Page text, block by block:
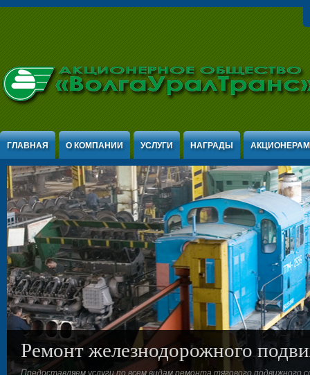
Jump to Content
ГЛАВНАЯ О КОМПАНИИ УСЛУГИ НАГРАДЫ АКЦИОНЕРАМ
Ремонт железнодорожного
Предоставляем услуги по всем видам ремонта тягового подвижного